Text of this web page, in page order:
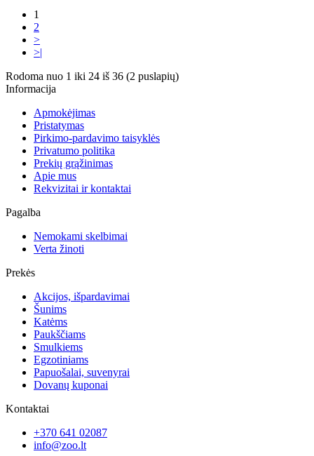
1
2
>
>|
Rodoma nuo 1 iki 24 iš 36 (2 puslapių)
Informacija
Apmokėjimas
Pristatymas
Pirkimo-pardavimo taisyklės
Privatumo politika
Prekių grąžinimas
Apie mus
Rekvizitai ir kontaktai
Pagalba
Nemokami skelbimai
Verta žinoti
Prekės
Akcijos, išpardavimai
Šunims
Katėms
Paukščiams
Smulkiems
Egzotiniams
Papuošalai, suvenyrai
Dovanų kuponai
Kontaktai
+370 641 02087
info@zoo.lt